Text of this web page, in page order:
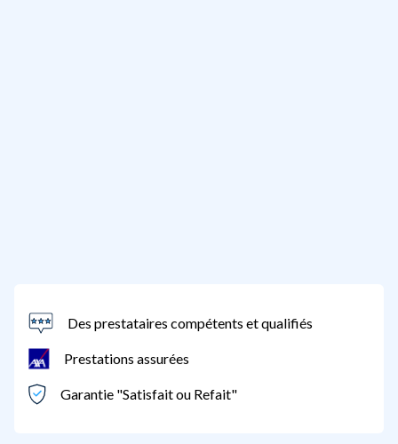
Des prestataires compétents et qualifiés
Prestations assurées
Garantie "Satisfait ou Refait"